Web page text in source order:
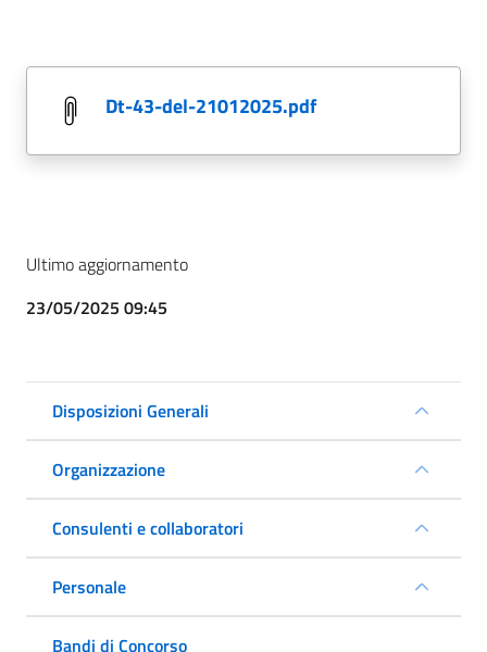
dt-43-del-21012025.pdf
Ultimo aggiornamento
23/05/2025 09:45
Disposizioni Generali
Organizzazione
Consulenti e collaboratori
Personale
Bandi di Concorso